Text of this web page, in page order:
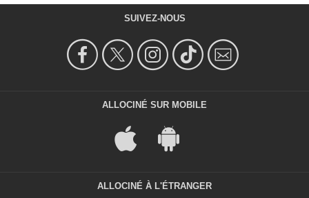
SUIVEZ-NOUS
ALLOCINÉ SUR MOBILE
ALLOCINÉ À L'ÉTRANGER